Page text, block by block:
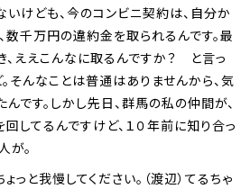
いけども、今のコンビニ契約は、自分か
数千万円の違約金を取られるんです。最
、ええこんなに取るんですか？ と言っ
そんなことは普通はありませんから、気
です。しかし先日、群馬の私の仲間が、
してるんですけど、１０年前に知り合っ
が。
っと我慢してください。（渡辺）てるちゃ